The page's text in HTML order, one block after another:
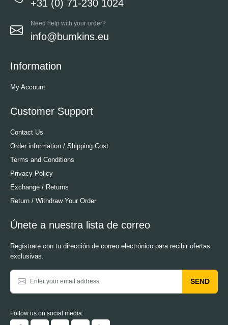
+31 (0) 71-230 1024
Need help with your order?
info@bumkins.eu
Information
My Account
Customer Support
Contact Us
Order information / Shipping Cost
Terms and Conditions
Privacy Policy
Exchange / Returns
Return / Withdraw Your Order
Únete a nuestra lista de correo
Regístrate con tu dirección de correo electrónico para recibir ofertas
exclusivas.
SEND
Follow us on social media: